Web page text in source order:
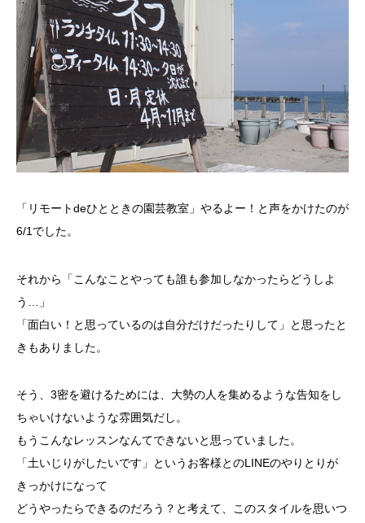
「リモートdeひとときの園芸教室」やるよー！と声をかけたのが
6/1でした。
それから「こんなことやっても誰も参加しなかったらどうしよ
う…」
「面白い！と思っているのは自分だけだったりして」と思ったと
きもありました。
そう、3密を避けるためには、大勢の人を集めるような告知をし
ちゃいけないような雰囲気だし。
もうこんなレッスンなんてできないと思っていました。
「土いじりがしたいです」というお客様とのLINEのやりとりが
きっかけになって
どうやったらできるのだろう？と考えて、このスタイルを思いつ